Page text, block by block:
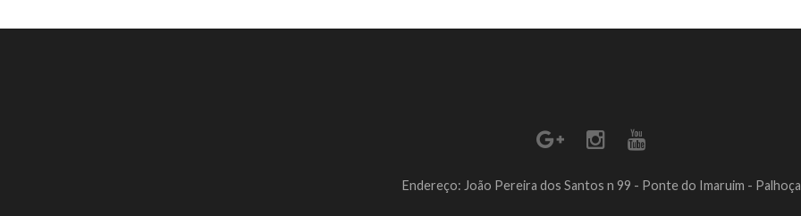
Endereço: João Pereira dos Santos n 99 - Ponte do Imaruim - Palhoça